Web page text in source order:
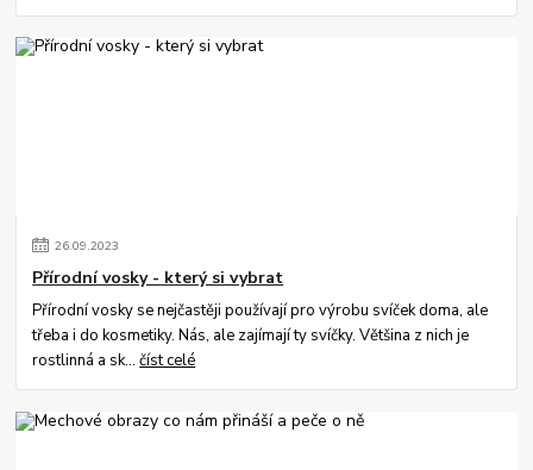
26.09.2023
Přírodní vosky - který si vybrat
Přírodní vosky se nejčastěji používají pro výrobu svíček doma, ale
třeba i do kosmetiky. Nás, ale zajímají ty svíčky. Většina z nich je
rostlinná a sk...číst celé